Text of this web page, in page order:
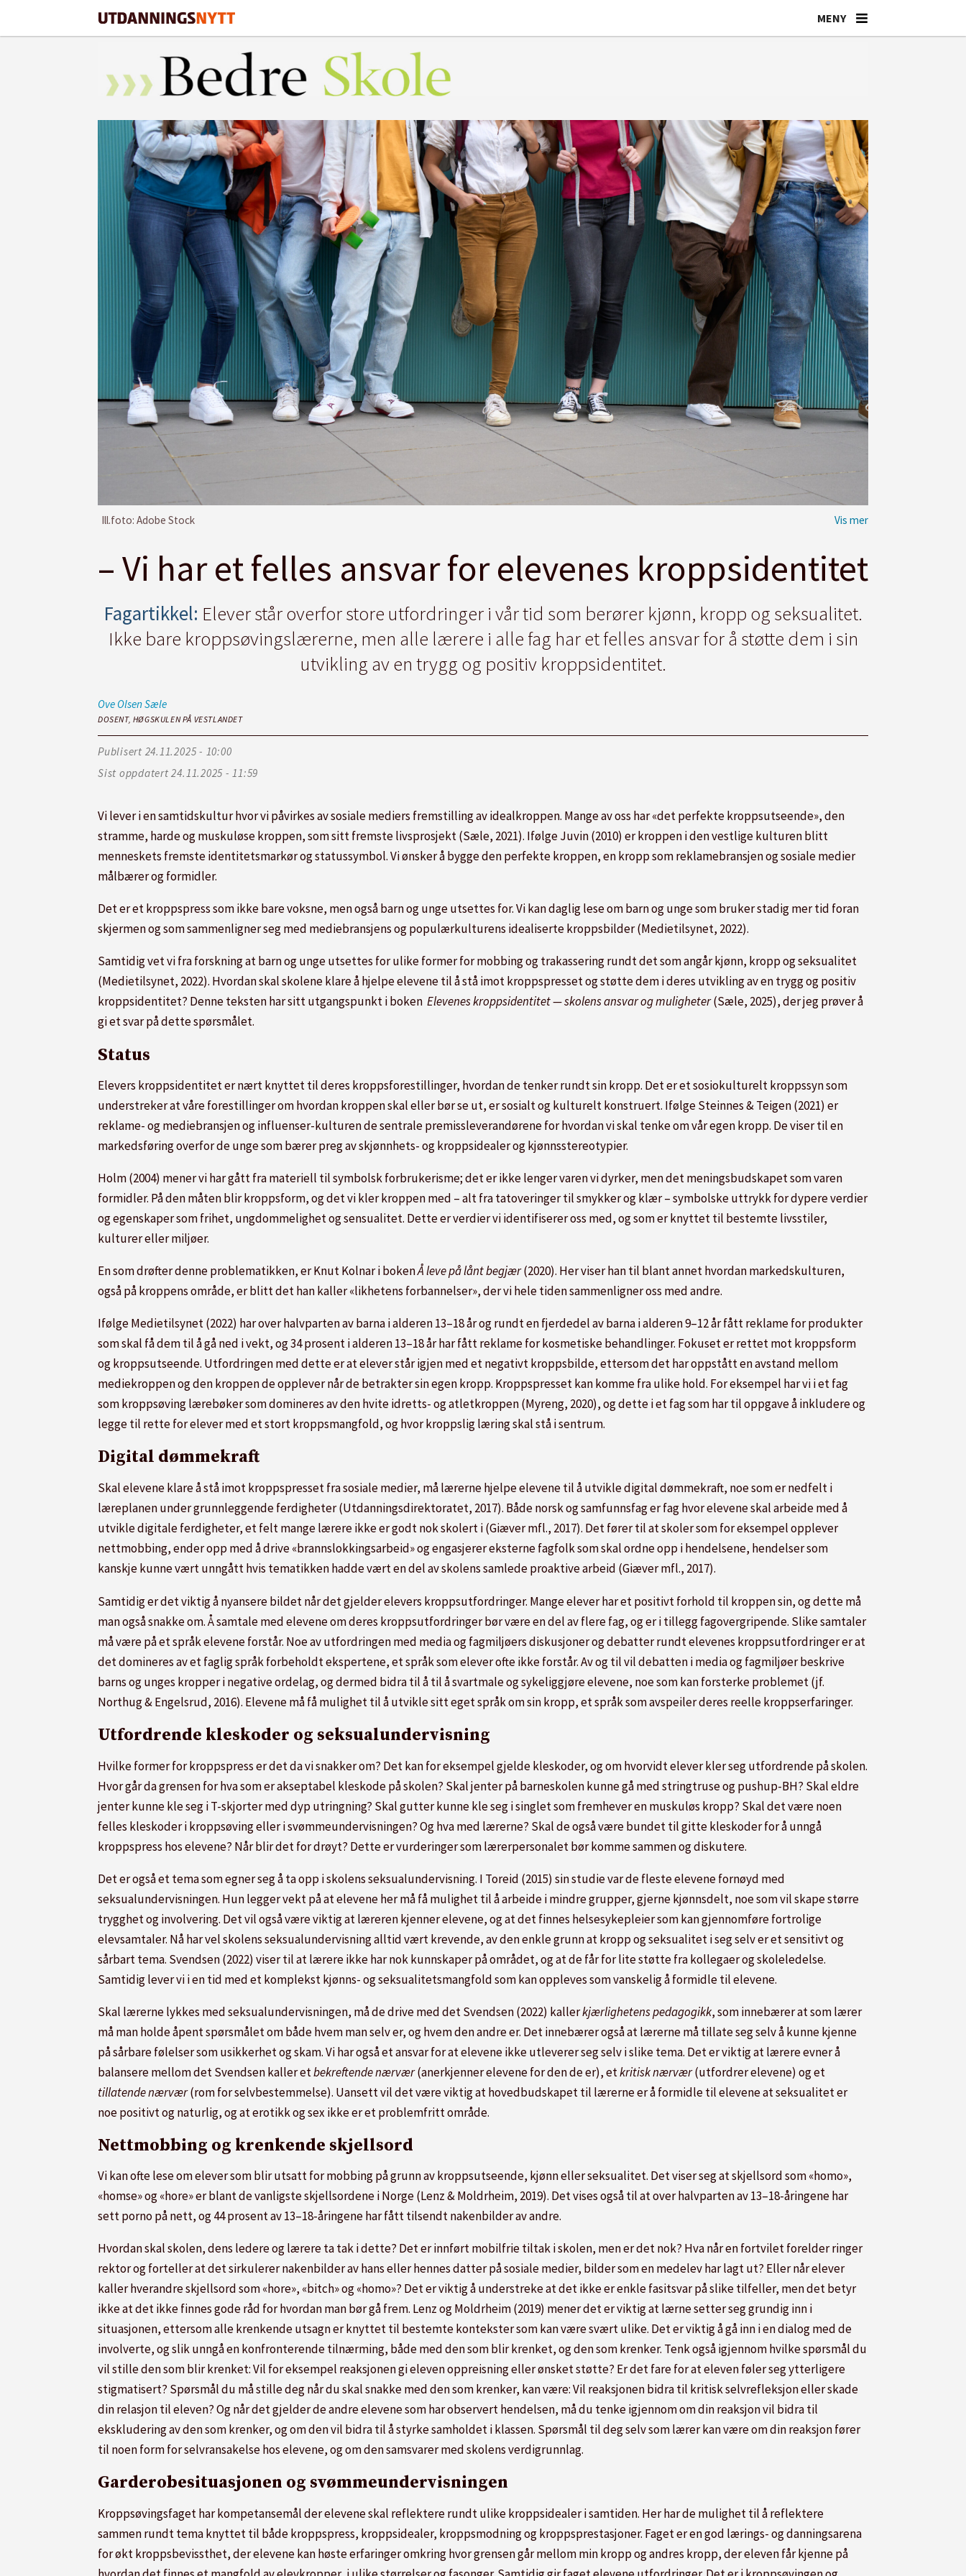
Ill.foto: Adobe Stock
– Vi har et felles ansvar for elevenes kroppsidentitet
Fagartikkel: Elever står overfor store utfordringer i vår tid som berører kjønn, kropp og seksualitet.
Ikke bare kroppsøvingslærerne, men alle lærere i alle fag har et felles ansvar for å støtte dem i sin
utvikling av en trygg og positiv kroppsidentitet.
Ove OlsenSæle
DOSENT, HØGSKULEN PÅ VESTLANDET
Publisert
24.11.2025 - 10:00
Sist oppdatert
24.11.2025 - 11:59
Vi lever i en samtidskultur hvor vi påvirkes av sosiale mediers fremstilling av idealkroppen. Mange av oss har «det perfekte kroppsutseende», den
stramme, harde og muskuløse kroppen, som sitt fremste livsprosjekt (Sæle, 2021). Ifølge Juvin (2010) er kroppen i den vestlige kulturen blitt
menneskets fremste identitetsmarkør og statussymbol. Vi ønsker å bygge den perfekte kroppen, en kropp som reklamebransjen og sosiale medier
målbærer og formidler.
Det er et kroppspress som ikke bare voksne, men også barn og unge utsettes for. Vi kan daglig lese om barn og unge som bruker stadig mer tid foran
skjermen og som sammenligner seg med mediebransjens og populærkulturens idealiserte kroppsbilder (Medietilsynet, 2022).
Samtidig vet vi fra forskning at barn og unge utsettes for ulike former for mobbing og trakassering rundt det som angår kjønn, kropp og seksualitet
(Medietilsynet, 2022). Hvordan skal skolene klare å hjelpe elevene til å stå imot kroppspresset og støtte dem i deres utvikling av en trygg og positiv
kroppsidentitet? Denne teksten har sitt utgangspunkt i boken Elevenes kroppsidentitet — skolens ansvar og muligheter(Sæle, 2025), der jeg prøver å
gi et svar på dette spørsmålet.
Status
Elevers kroppsidentitet er nært knyttet til deres kroppsforestillinger, hvordan de tenker rundt sin kropp. Det er et sosiokulturelt kroppssyn som
understreker at våre forestillinger om hvordan kroppen skal eller bør se ut, er sosialt og kulturelt konstruert. Ifølge Steinnes & Teigen (2021) er
reklame- og mediebransjen og influenser-kulturen de sentrale premissleverandørene for hvordan vi skal tenke om vår egen kropp. De viser til en
markedsføring overfor de unge som bærer preg av skjønnhets- og kroppsidealer og kjønnsstereotypier.
Holm (2004) mener vi har gått fra materiell til symbolsk forbrukerisme; det er ikke lenger varen vi dyrker, men det meningsbudskapet som varen
formidler. På den måten blir kroppsform, og det vi kler kroppen med – alt fra tatoveringer til smykker og klær – symbolske uttrykk for dypere verdier
og egenskaper som frihet, ungdommelighet og sensualitet. Dette er verdier vi identifiserer oss med, og som er knyttet til bestemte livsstiler,
kulturer eller miljøer.
En som drøfter denne problematikken, er Knut Kolnar i bokenÅ leve på lånt begjær(2020). Her viser han til blant annet hvordan markedskulturen,
også på kroppens område, er blitt det han kaller «likhetens forbannelser», der vi hele tiden sammenligner oss med andre.
Ifølge Medietilsynet (2022) har over halvparten av barna i alderen 13–18 år og rundt en fjerdedel av barna i alderen 9–12 år fått reklame for produkter
som skal få dem til å gå ned i vekt, og 34 prosent i alderen 13–18 år har fått reklame for kosmetiske behandlinger. Fokuset er rettet mot kroppsform
og kroppsutseende. Utfordringen med dette er at elever står igjen med et negativt kroppsbilde, ettersom det har oppstått en avstand mellom
mediekroppen og den kroppen de opplever når de betrakter sin egen kropp. Kroppspresset kan komme fra ulike hold. For eksempel har vi i et fag
som kroppsøving lærebøker som domineres av den hvite idretts- og atletkroppen (Myreng, 2020), og dette i et fag som har til oppgave å inkludere og
legge til rette for elever med et stort kroppsmangfold, og hvor kroppslig læring skal stå i sentrum.
Digital dømmekraft
Skal elevene klare å stå imot kroppspresset fra sosiale medier, må lærerne hjelpe elevene til å utvikle digital dømmekraft, noe som er nedfelt i
læreplanen under grunnleggende ferdigheter (Utdanningsdirektoratet, 2017). Både norsk og samfunnsfag er fag hvor elevene skal arbeide med å
utvikle digitale ferdigheter, et felt mange lærere ikke er godt nok skolert i (Giæver mfl., 2017). Det fører til at skoler som for eksempel opplever
nettmobbing, ender opp med å drive «brannslokkingsarbeid» og engasjerer eksterne fagfolk som skal ordne opp i hendelsene, hendelser som
kanskje kunne vært unngått hvis tematikken hadde vært en del av skolens samlede proaktive arbeid (Giæver mfl., 2017).
Samtidig er det viktig å nyansere bildet når det gjelder elevers kroppsutfordringer. Mange elever har et positivt forhold til kroppen sin, og dette må
man også snakke om. Å samtale med elevene om deres kroppsutfordringer bør være en del av flere fag, og er i tillegg fagovergripende. Slike samtaler
må være på et språk elevene forstår. Noe av utfordringen med media og fagmiljøers diskusjoner og debatter rundt elevenes kroppsutfordringer er at
det domineres av et faglig språk forbeholdt ekspertene, et språk som elever ofte ikke forstår. Av og til vil debatten i media og fagmiljøer beskrive
barns og unges kropper i negative ordelag, og dermed bidra til å til å svartmale og sykeliggjøre elevene, noe som kan forsterke problemet (jf.
Northug & Engelsrud, 2016). Elevene må få mulighet til å utvikle sitt eget språk om sin kropp, et språk som avspeiler deres reelle kroppserfaringer.
Utfordrende kleskoder og seksualundervisning
Hvilke former for kroppspress er det da vi snakker om? Det kan for eksempel gjelde kleskoder, og om hvorvidt elever kler seg utfordrende på skolen.
Hvor går da grensen for hva som er akseptabel kleskode på skolen? Skal jenter på barneskolen kunne gå med stringtruse og pushup-BH? Skal eldre
jenter kunne kle seg i T-skjorter med dyp utringning? Skal gutter kunne kle seg i singlet som fremhever en muskuløs kropp? Skal det være noen
felles kleskoder i kroppsøving eller i svømmeundervisningen? Og hva med lærerne? Skal de også være bundet til gitte kleskoder for å unngå
kroppspress hos elevene? Når blir det for drøyt? Dette er vurderinger som lærerpersonalet bør komme sammen og diskutere.
Det er også et tema som egner seg å ta opp i skolens seksualundervisning. I Toreid (2015) sin studie var de fleste elevene fornøyd med
seksualundervisningen. Hun legger vekt på at elevene her må få mulighet til å arbeide i mindre grupper, gjerne kjønnsdelt, noe som vil skape større
trygghet og involvering. Det vil også være viktig at læreren kjenner elevene, og at det finnes helsesykepleier som kan gjennomføre fortrolige
elevsamtaler. Nå har vel skolens seksualundervisning alltid vært krevende, av den enkle grunn at kropp og seksualitet i seg selv er et sensitivt og
sårbart tema. Svendsen (2022) viser til at lærere ikke har nok kunnskaper på området, og at de får for lite støtte fra kollegaer og skoleledelse.
Samtidig lever vi i en tid med et komplekst kjønns- og seksualitetsmangfold som kan oppleves som vanskelig å formidle til elevene.
Skal lærerne lykkes med seksualundervisningen, må de drive med det Svendsen (2022) kallerkjærlighetens pedagogikk, som innebærer at som lærer
må man holde åpent spørsmålet om både hvem man selv er, og hvem den andre er. Det innebærer også at lærerne må tillate seg selv å kunne kjenne
på sårbare følelser som usikkerhet og skam. Vi har også et ansvar for at elevene ikke utleverer seg selv i slike tema. Det er viktig at lærere evner å
balansere mellom det Svendsen kaller etbekreftende nærvær(anerkjenner elevene for den de er), etkritisk nærvær(utfordrer elevene) og et
tillatende nærvær(rom for selvbestemmelse). Uansett vil det være viktig at hovedbudskapet til lærerne er å formidle til elevene at seksualitet er
noe positivt og naturlig, og at erotikk og sex ikke er et problemfritt område.
Nettmobbing og krenkende skjellsord
Vi kan ofte lese om elever som blir utsatt for mobbing på grunn av kroppsutseende, kjønn eller seksualitet. Det viser seg at skjellsord som «homo»,
«homse» og «hore» er blant de vanligste skjellsordene i Norge (Lenz & Moldrheim, 2019). Det vises også til at over halvparten av 13–18-åringene har
sett porno på nett, og 44 prosent av 13–18-åringene har fått tilsendt nakenbilder av andre.
Hvordan skal skolen, dens ledere og lærere ta tak i dette? Det er innført mobilfrie tiltak i skolen, men er det nok? Hva når en fortvilet forelder ringer
rektor og forteller at det sirkulerer nakenbilder av hans eller hennes datter på sosiale medier, bilder som en medelev har lagt ut? Eller når elever
kaller hverandre skjellsord som «hore», «bitch» og «homo»? Det er viktig å understreke at det ikke er enkle fasitsvar på slike tilfeller, men det betyr
ikke at det ikke finnes gode råd for hvordan man bør gå frem. Lenz og Moldrheim (2019) mener det er viktig at lærne setter seg grundig inn i
situasjonen, ettersom alle krenkende utsagn er knyttet til bestemte kontekster som kan være svært ulike. Det er viktig å gå inn i en dialog med de
involverte, og slik unngå en konfronterende tilnærming, både med den som blir krenket, og den som krenker. Tenk også igjennom hvilke spørsmål du
vil stille den som blir krenket: Vil for eksempel reaksjonen gi eleven oppreisning eller ønsket støtte? Er det fare for at eleven føler seg ytterligere
stigmatisert? Spørsmål du må stille deg når du skal snakke med den som krenker, kan være: Vil reaksjonen bidra til kritisk selvrefleksjon eller skade
din relasjon til eleven? Og når det gjelder de andre elevene som har observert hendelsen, må du tenke igjennom om din reaksjon vil bidra til
ekskludering av den som krenker, og om den vil bidra til å styrke samholdet i klassen. Spørsmål til deg selv som lærer kan være om din reaksjon fører
til noen form for selvransakelse hos elevene, og om den samsvarer med skolens verdigrunnlag.
Garderobesituasjonen og svømmeundervisningen
Kroppsøvingsfaget har kompetansemål der elevene skal reflektere rundt ulike kroppsidealer i samtiden. Her har de mulighet til å reflektere
sammen rundt tema knyttet til både kroppspress, kroppsidealer, kroppsmodning og kroppsprestasjoner. Faget er en god lærings- og danningsarena
for økt kroppsbevissthet, der elevene kan høste erfaringer omkring hvor grensen går mellom min kropp og andres kropp, der eleven får kjenne på